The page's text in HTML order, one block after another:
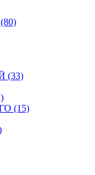
(33)
(15)